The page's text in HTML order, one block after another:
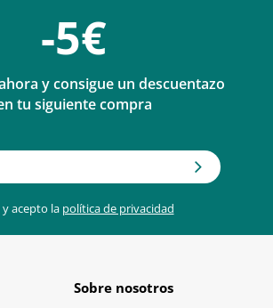
-5€
y consigue un descuentazo
tu siguiente compra
acepto la política de privacidad
Sobre nosotros